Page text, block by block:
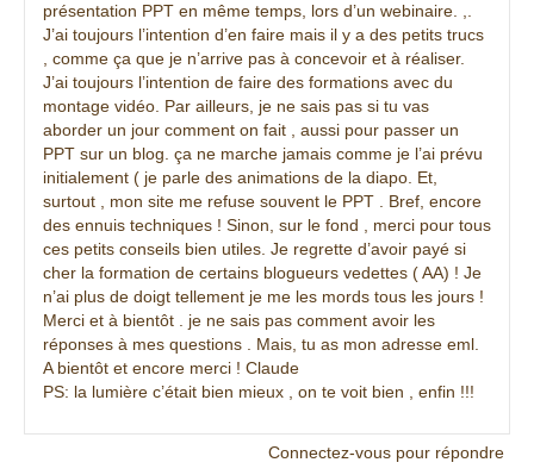
présentation PPT en même temps, lors d’un webinaire. ,.
J’ai toujours l’intention d’en faire mais il y a des petits trucs
, comme ça que je n’arrive pas à concevoir et à réaliser.
J’ai toujours l’intention de faire des formations avec du
montage vidéo. Par ailleurs, je ne sais pas si tu vas
aborder un jour comment on fait , aussi pour passer un
PPT sur un blog. ça ne marche jamais comme je l’ai prévu
initialement ( je parle des animations de la diapo. Et,
surtout , mon site me refuse souvent le PPT . Bref, encore
des ennuis techniques ! Sinon, sur le fond , merci pour tous
ces petits conseils bien utiles. Je regrette d’avoir payé si
cher la formation de certains blogueurs vedettes ( AA) ! Je
n’ai plus de doigt tellement je me les mords tous les jours !
Merci et à bientôt . je ne sais pas comment avoir les
réponses à mes questions . Mais, tu as mon adresse eml.
A bientôt et encore merci ! Claude
PS: la lumière c’était bien mieux , on te voit bien , enfin !!!
Connectez-vous pour répondre